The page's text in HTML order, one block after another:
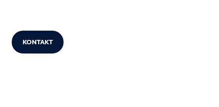
KONTAKT